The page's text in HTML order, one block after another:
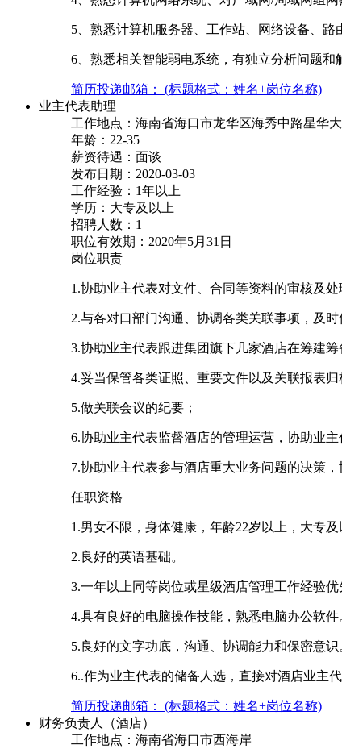
5、熟悉计算机服务器、工作站、网络设备、路
6、熟悉相关智能弱电系统，有独立分析问题和
简历投递邮箱： (标题格式：姓名+岗位名称)
业主代表助理
工作地点：海南省海口市龙华区海秀中路星华
年龄：22-35
薪资待遇：面谈
发布日期：2020-03-03
工作经验：1年以上
学历：大专及以上
招聘人数：1
职位有效期：2020年5月31日
岗位职责
1.协助业主代表对文件、合同等资料的审核及处
2.与各对口部门沟通、协调各类关联事项，及时
3.协助业主代表跟进集团旗下几家酒店在筹建
4.妥当保管各类证照、重要文件以及关联报表归
5.做关联会议的纪要；
6.协助业主代表监督酒店的管理运营，协助业
7.协助业主代表参与酒店重大业务问题的决策
任职资格
1.男女不限，身体健康，年龄22岁以上，大专
2.良好的英语基础。
3.一年以上同等岗位或星级酒店管理工作经验优
4.具有良好的电脑操作技能，熟悉电脑办公软件
5.良好的文字功底，沟通、协调能力和保密意识
6..作为业主代表的储备人选，直接对酒店业主代
简历投递邮箱： (标题格式：姓名+岗位名称)
财务负责人（酒店）
工作地点：海南省海口市西海岸